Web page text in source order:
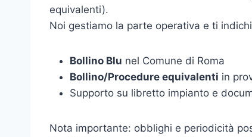
equivalenti).
Noi gestiamo la parte operativa e ti
Bollino Blu nel Comune di Roma
Bollino/Procedure equivalenti in
Supporto su libretto impianto e
Nota importante: obblighi e periodicità